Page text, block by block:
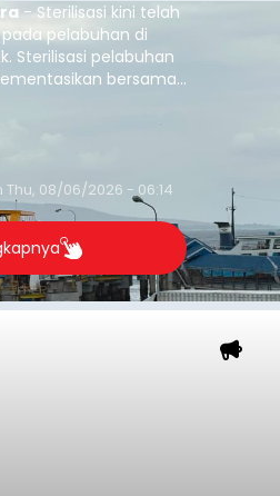
- Sterilisasi kini telah
pelabuhan di
Sterilisasi pelabuhan
bersama
yakni
Kayangan, dan
Thu, 08/06/2026 - 06:14